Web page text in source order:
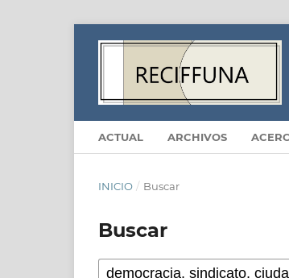
ACTUAL ARCHIVOS
INICIO / Buscar
Buscar